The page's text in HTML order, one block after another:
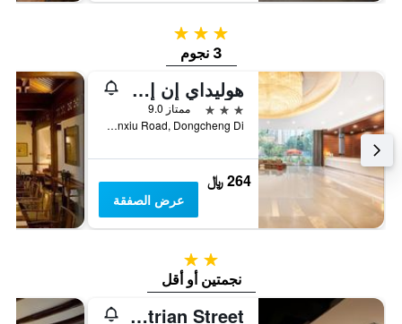
3 نجوم
3 نجوم
هوليداي إن إكسربس بكين دونغتشيمن
3 نجوم
ممتاز 9.0
No. 1 Chunxiu Road, Dongcheng Di, بكين, الصين
264 ﷼
عرض الصفقة
2 نجمتين
نجمتين أو أقل
Jinjiang Inn Beijing Wangfujing Pedestrian Street